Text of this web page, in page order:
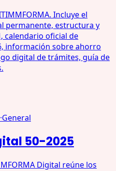
Incluye el
permanente, estructura y
calendario oficial de
información sobre ahorro
digital de trámites, guía de
·General
50-2025
Digital reúne los